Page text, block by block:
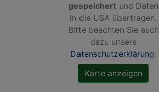
gespeichert und Daten
in die USA übertragen.
Bitte beachten Sie auch
dazu unsere
Datenschutzerklärung.